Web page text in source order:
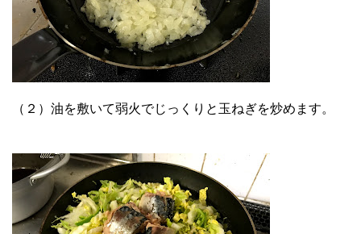
（２）油を敷いて弱火でじっくりと玉ねぎを炒めます。